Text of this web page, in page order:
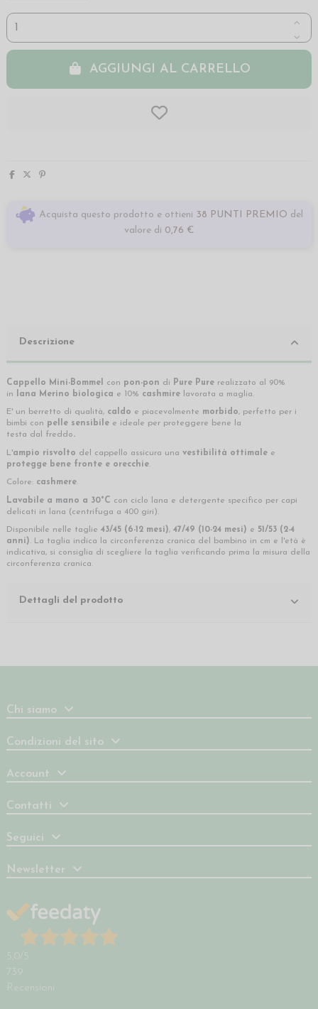
AGGIUNGI AL CARRELLO
Acquista questo prodotto e ottieni 38 PUNTI PREMIO del
valore di 0,76 €
Descrizione
Cappello Mini-Bommel con pon-pon di Pure Pure realizzato al 90%
in
lana Merino biologica e 10% cashmire lavorata a maglia.
E' un berretto di qualità, caldo e piacevolmente morbido, perfetto per i
bimbi con pelle sensibile e ideale per proteggere bene la
testa dal freddo.
L'ampio risvolto del cappello assicura una vestibilità ottimale e
protegge bene fronte e orecchie.
Colore: cashmere.
Lavabile a mano a 30°C con ciclo lana e detergente specifico per capi
delicati in lana (centrifuga a 400 giri).
Disponibile nelle taglie 43/45 (6-12 mesi), 47/49 (10-24 mesi) e 51/53 (2-4
anni). La taglia indica la circonferenza cranica del bambino in cm e l'età è
indicativa, si consiglia di scegliere la taglia verificando prima la misura della
circonferenza cranica.
Dettagli del prodotto
Chi siamo
Condizioni del sito
Account
Contatti
Seguici
Newsletter
5,0 /5
739
Recensioni